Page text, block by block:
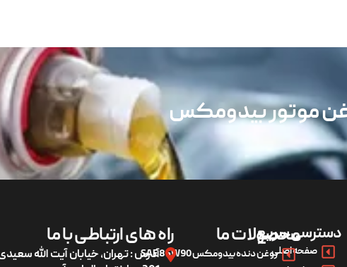
موتور بیدومکس
دسترسی سریع
صفحه اصلی
محصولات ما
روغن دنده بیدومکس SAE 85W90
راه های ارتباطی با ما
آدرس : تهران، خیابان آیت الله